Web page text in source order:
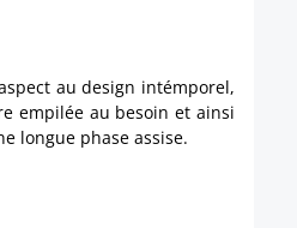
au design intémporel,
empilée au besoin et ainsi
longue phase assise.